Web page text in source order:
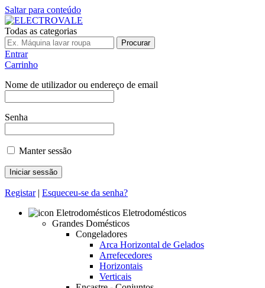
Saltar para conteúdo
Todas as categorias
Procurar
Entrar
Carrinho
Nome de utilizador ou endereço de email
Senha
Manter sessão
Registar| Esqueceu-se da senha?
Eletrodomésticos
Grandes Domésticos
Congeladores
Arca Horizontal de Gelados
Arrefecedores
Horizontais
Verticais